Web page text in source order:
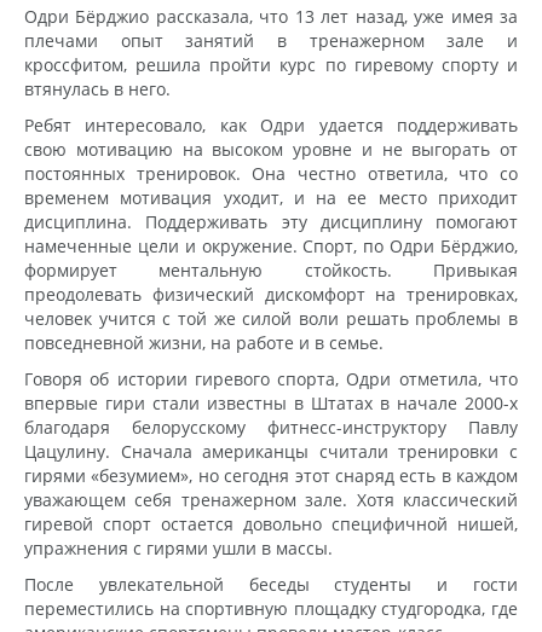
Одри Бёрджио рассказала, что 13 лет назад, уже имея за
плечами опыт занятий в тренажерном зале и
кроссфитом, решила пройти курс по гиревому спорту и
втянулась в него.
Ребят интересовало, как Одри удается поддерживать
свою мотивацию на высоком уровне и не выгорать от
постоянных тренировок. Она честно ответила, что со
временем мотивация уходит, и на ее место приходит
дисциплина. Поддерживать эту дисциплину помогают
намеченные цели и окружение. Спорт, по Одри Бёрджио,
формирует ментальную стойкость. Привыкая
преодолевать физический дискомфорт на тренировках,
человек учится с той же силой воли решать проблемы в
повседневной жизни, на работе и в семье.
Говоря об истории гиревого спорта, Одри отметила, что
впервые гири стали известны в Штатах в начале 2000-х
благодаря белорусскому фитнесс-инструктору Павлу
Цацулину. Сначала американцы считали тренировки с
гирями «безумием», но сегодня этот снаряд есть в каждом
уважающем себя тренажерном зале. Хотя классический
гиревой спорт остается довольно специфичной нишей,
упражнения с гирями ушли в массы.
После увлекательной беседы студенты и гости
переместились на спортивную площадку студгородка, где